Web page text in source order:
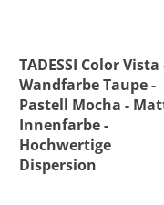
TADESSI Color Vista
Wandfarbe Taupe -
Pastell Mocha -
Innenfarbe -
Hochwertige
Dispersion